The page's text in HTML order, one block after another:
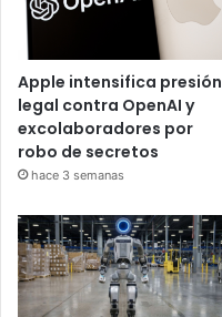
Apple intensifica presión
legal contra OpenAI y
excolaboradores por
robo de secretos
hace 3 semanas